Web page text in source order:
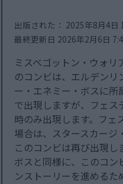
出版された： 2025年8月4日
最終更新日 2026年2月6日
ミスベゴットン・ウォリ
のコンビは、エルデン
ー・エネミー・ボスに
で出現しますが、フェス
時のみ出現します。フェ
場合は、スタースカージ
このコンビは再び出現
ボスと同様に、このコン
ンストーリーを進めるた